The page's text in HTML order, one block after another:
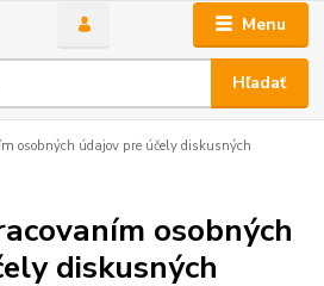
Menu
Hľadať
osobných údajov pre účely diskusných
osobných
diskusných